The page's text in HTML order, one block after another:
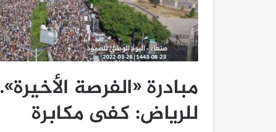
مبادرة «الفرصة
للرياض: كفى مكابرة